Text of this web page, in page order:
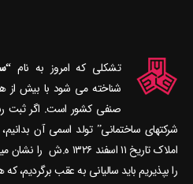
تشکلی که امروز به نام
صنفی کشور است. اگر ثبت
را بپذیریم باید سالیانی به عقب برگردیم،